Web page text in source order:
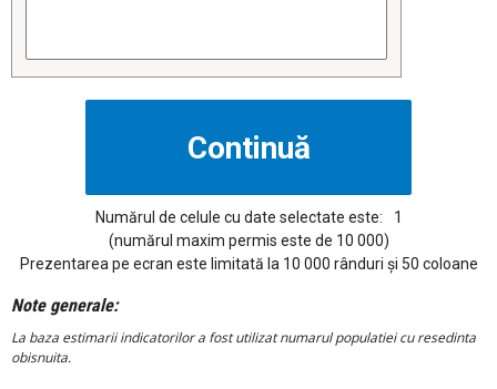
Numărul de celule cu date selectate este:
1
(numărul maxim permis este de 10 000)
Prezentarea pe ecran este limitată la 10 000 rânduri și 50 coloane
Note generale:
La baza estimarii indicatorilor a fost utilizat numarul populatiei cu resedinta
obisnuita.